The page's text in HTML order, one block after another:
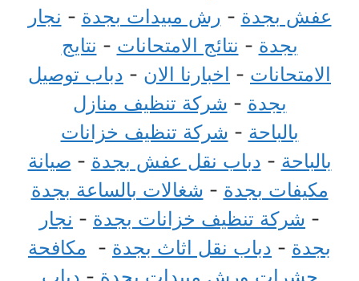
عفش بجدة - رش مبيدات بجدة - نجار
بجدة - نتائج الامتحانات - نتايج
الامتحانات - اخبارنا الان - دباب توصيل
بجدة - شركة تنظيف منازل
بالباحة - شركة تنظيف خزانات
بالباحة - دباب نقل عفش بجدة - صيانة
مكيفات بجدة - شغالات بالساعة بجدة
- شركة تنظيف خزانات بجدة - نجار
بجدة - دباب نقل اثاث بجدة - مكافحة